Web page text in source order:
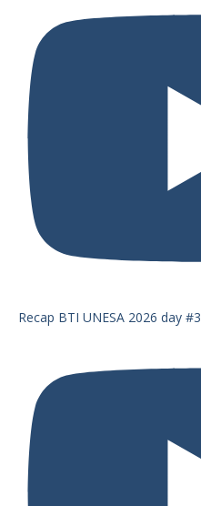
Recap BTI UNESA 2026 day #3